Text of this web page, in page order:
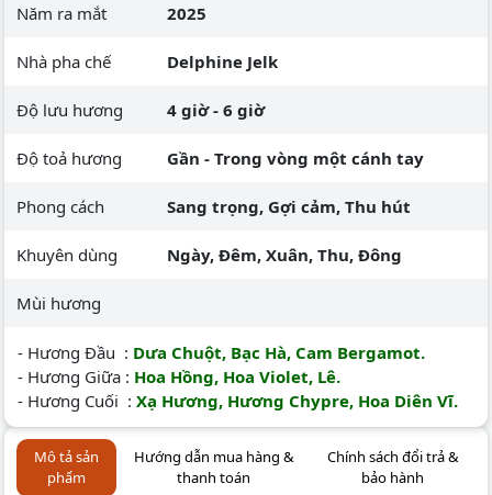
Mô tả sản
phẩm
Hướng dẫn mua hàng &
thanh toán
Chính sách đổi trả &
bảo hành
Năm ra mắt 2025
Nhà pha chế Delphine Jelk
Độ lưu hương 4 giờ - 6 giờ
Độ toả hương Gần - Trong vòng một cánh tay
Phong cách Sang trọng, Gợi cảm, Thu hút
Khuyên dùng Ngày, Đêm, Xuân, Thu, Đông
Mùi hương
- Hương Đầu : Dưa Chuột, Bạc Hà, Cam Bergamot.
- Hương Giữa : Hoa Hồng, Hoa Violet, Lê.
- Hương Cuối : Xạ Hương, Hương Chypre, Hoa Diên Vĩ.